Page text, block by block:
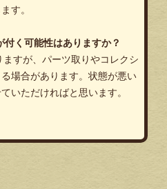
す。
く可能性はありますか？
すが、パーツ取りやコレクシ
場合があります。状態が悪い
いただければと思います。